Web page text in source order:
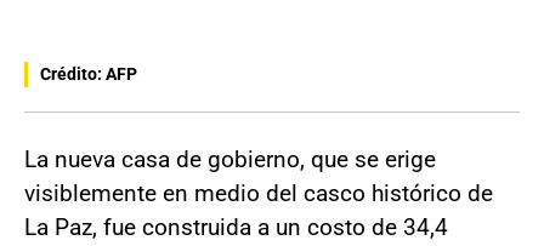
Crédito: AFP
La nueva casa de gobierno, que se erige
visiblemente en medio del casco histórico de
La Paz, fue construida a un costo de 34,4